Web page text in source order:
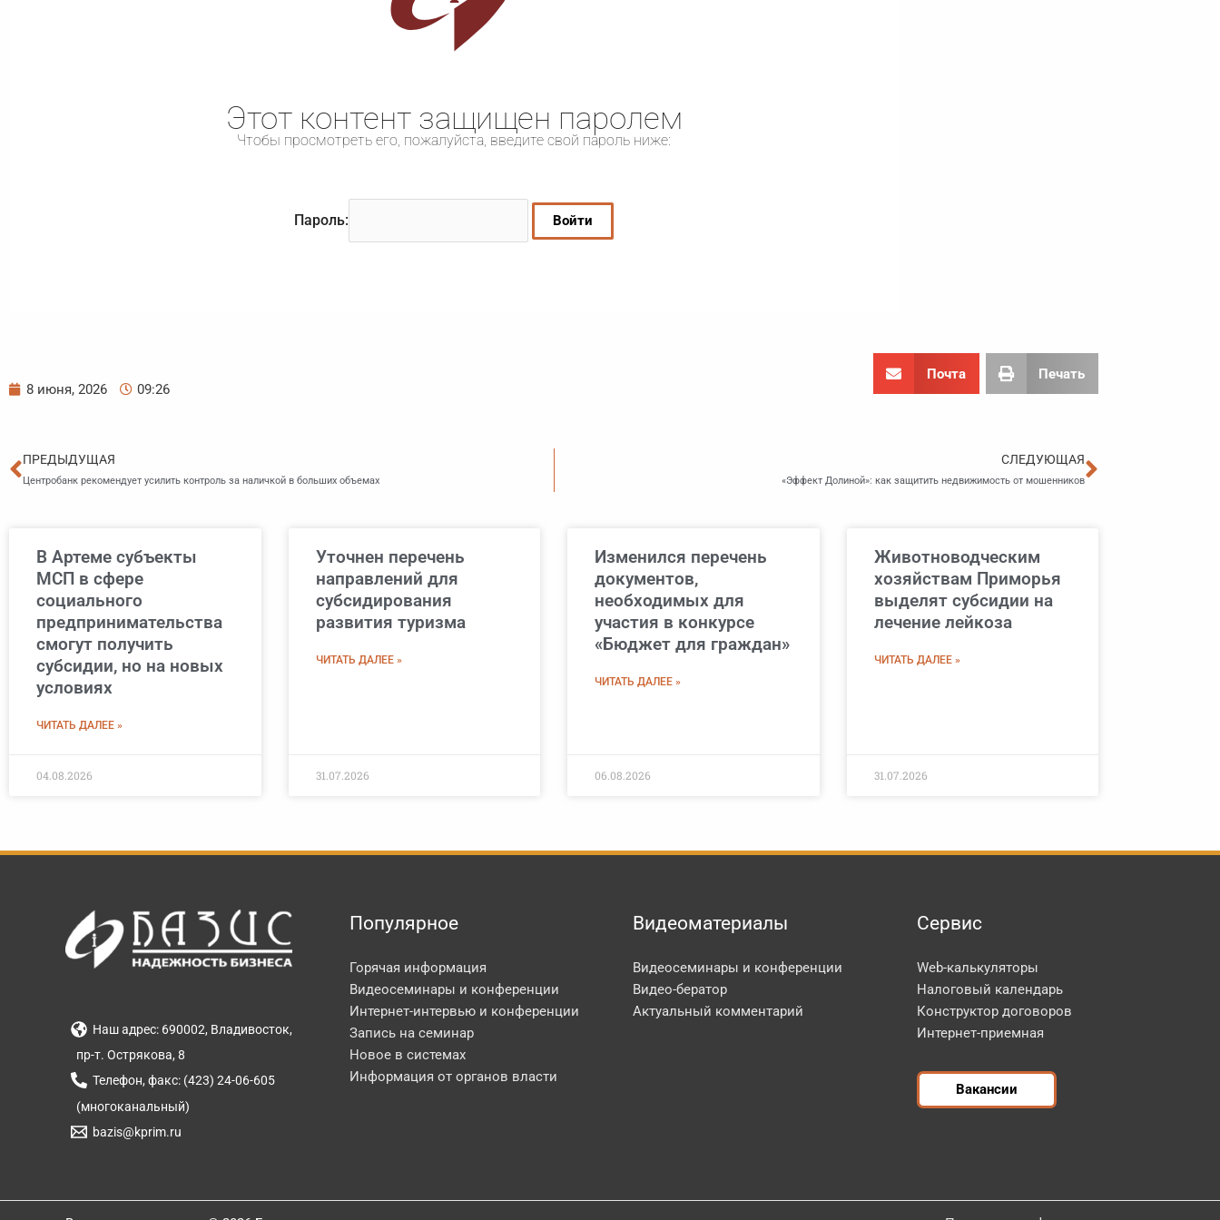
Этот контент защищен паролем
Чтобы просмотреть его, пожалуйста, введите свой пароль ниже:
Пароль:
8 июня, 2026 09:26
Почта Печать
Пред
ПРЕДЫДУЩАЯ
Центробанк рекомендует усилить контроль за наличкой в больших объемах
СЛЕДУЮЩАЯ
«Эффект Долиной»: как защитить недвижимость от мошенников
В Артеме субъекты
МСП в сфере
социального
предпринимательства
смогут получить
субсидии, но на новых
условиях
ЧИТАТЬ ДАЛЕЕ »
04.08.2026
Уточнен перечень
направлений для
субсидирования
развития туризма
ЧИТАТЬ ДАЛЕЕ »
31.07.2026
Изменился перечень
документов,
необходимых для
участия в конкурсе
«Бюджет для граждан»
ЧИТАТЬ ДАЛЕЕ »
06.08.2026
Животноводческим
хозяйствам Приморья
выделят субсидии на
лечение лейкоза
ЧИТАТЬ ДАЛЕЕ »
31.07.2026
Наш адрес: 690002, Владивосток,
пр-т. Острякова, 8
Телефон, факс: (423) 24-06-605
(многоканальный)
bazis@kprim.ru
Популярное
Горячая информация
Видеосеминары и конференции
Интернет-интервью и конференции
Запись на семинар
Новое в системах
Информация от органов власти
Видеоматериалы
Видеосеминары и конференции
Видео-бератор
Актуальный комментарий
Сервис
Web-калькуляторы
Налоговый календарь
Конструктор договоров
Интернет-приемная
Вакансии